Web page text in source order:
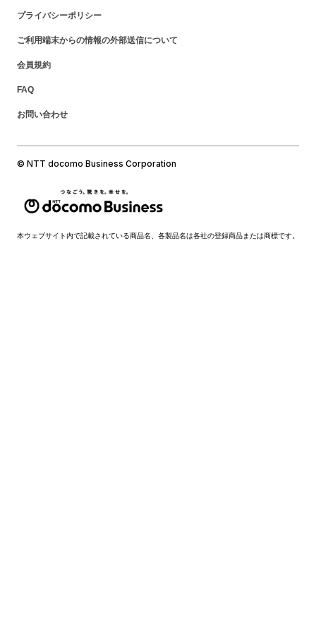
プライバシーポリシー
ご利用端末からの情報の外部送信について
会員規約
FAQ
お問い合わせ
© NTT docomo Business Corporation
本ウェブサイト内で記載されている商品名、各製品名は各社の登録商品または商標です。